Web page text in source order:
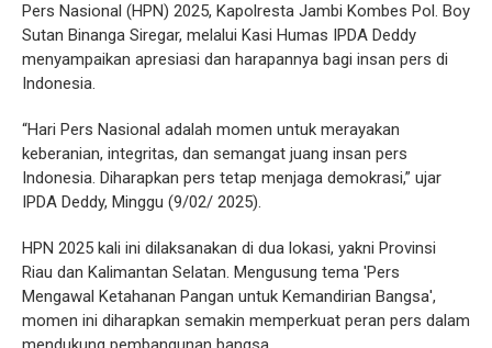
Pers Nasional (HPN) 2025, Kapolresta Jambi Kombes Pol. Boy
Sutan Binanga Siregar, melalui Kasi Humas IPDA Deddy
menyampaikan apresiasi dan harapannya bagi insan pers di
Indonesia.
“Hari Pers Nasional adalah momen untuk merayakan
keberanian, integritas, dan semangat juang insan pers
Indonesia. Diharapkan pers tetap menjaga demokrasi,” ujar
IPDA Deddy, Minggu (9/02/ 2025).
HPN 2025 kali ini dilaksanakan di dua lokasi, yakni Provinsi
Riau dan Kalimantan Selatan. Mengusung tema 'Pers
Mengawal Ketahanan Pangan untuk Kemandirian Bangsa',
momen ini diharapkan semakin memperkuat peran pers dalam